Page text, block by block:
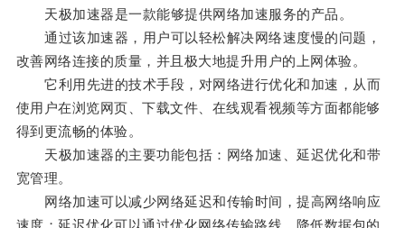
天极加速器是一款能够提供网络加速服务的产品。
通过该加速器，用户可以轻松解决网络速度慢的问题，
改善网络连接的质量，并且极大地提升用户的上网体验。
它利用先进的技术手段，对网络进行优化和加速，从而
使用户在浏览网页、下载文件、在线观看视频等方面都能够
得到更流畅的体验。
天极加速器的主要功能包括：网络加速、延迟优化和带
宽管理。
网络加速可以减少网络延迟和传输时间，提高网络响应